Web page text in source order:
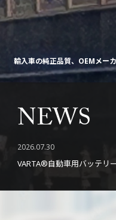
輸入車の純正品質、OEMメー
NEWS
2026.07.30